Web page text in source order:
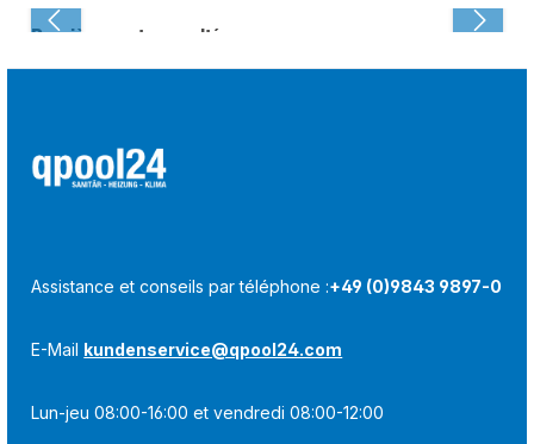
Dernièrement consulté :
Assistance et conseils par téléphone :+49 (0)9843 9897-0
E-Mail kundenservice@qpool24.com
Lun-jeu 08:00-16:00 et vendredi 08:00-12:00